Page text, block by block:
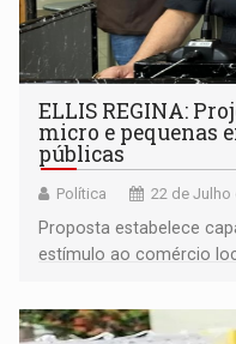
ELLIS REGINA:
micro e pequenas
públicas
Política 22 de Julho
Proposta estabelece
estímulo ao comércio
federal